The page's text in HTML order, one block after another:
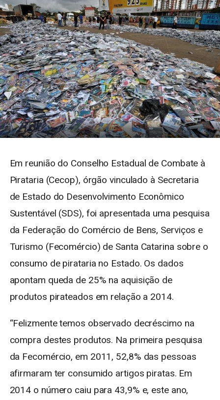
Em reunião do Conselho Estadual de Combate à
Pirataria (Cecop), órgão vinculado à Secretaria
de Estado do Desenvolvimento Econômico
Sustentável (SDS), foi apresentada uma pesquisa
da Federação do Comércio de Bens, Serviços e
Turismo (Fecomércio) de Santa Catarina sobre o
consumo de pirataria no Estado. Os dados
apontam queda de 25% na aquisição de
produtos pirateados em relação a 2014.
“Felizmente temos observado decréscimo na
compra destes produtos. Na primeira pesquisa
da Fecomércio, em 2011, 52,8% das pessoas
afirmaram ter consumido artigos piratas. Em
2014 o número caiu para 43,9% e, este ano,